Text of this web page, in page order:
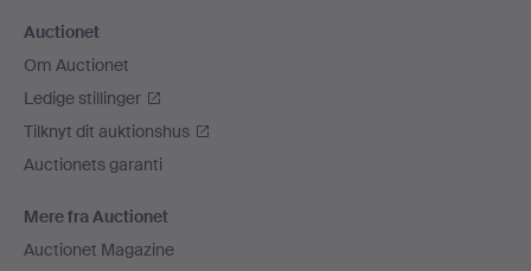
Auctionet
Om Auctionet
Ledige stillinger
Tilknyt dit auktionshus
Auctionets garanti
Mere fra Auctionet
Auctionet Magazine